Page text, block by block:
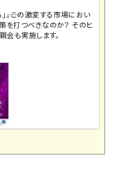
。この激変する市場におい
を打つべきなのか？ そのヒ
会も実施します。